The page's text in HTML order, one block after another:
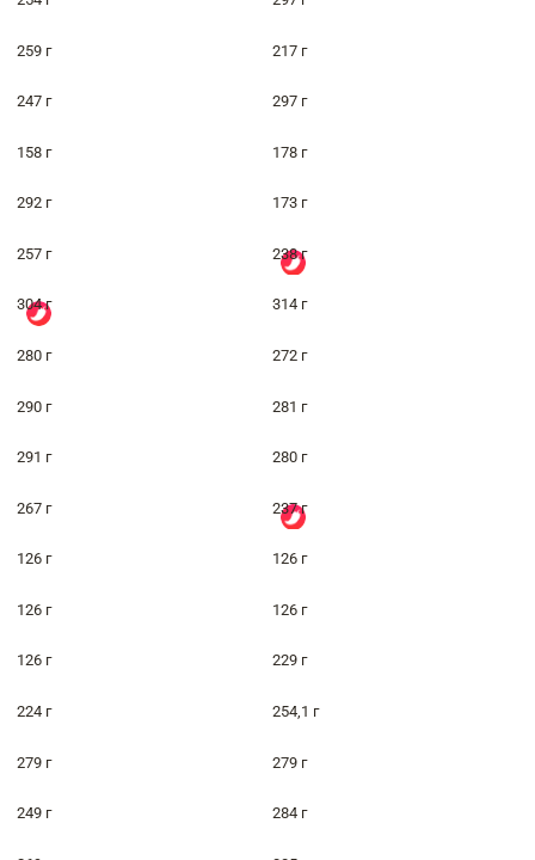
259 г 217 г
247 г 297 г
158 г 178 г
292 г 173 г
257 г 238 г
304 г 314 г
280 г 272 г
290 г 281 г
291 г 280 г
267 г 237 г
126 г 126 г
126 г 126 г
126 г 229 г
224 г 254,1 г
279 г 279 г
249 г 284 г